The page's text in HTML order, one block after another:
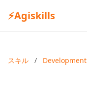
⚡Agiskills
スキル / Development